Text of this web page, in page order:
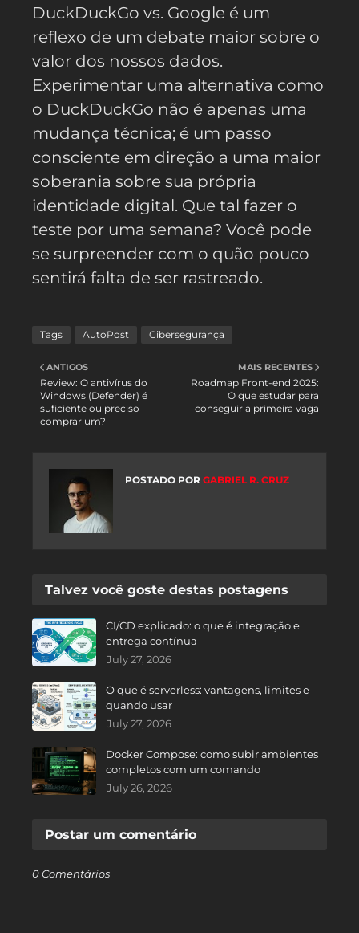
DuckDuckGo vs. Google é um
reflexo de um debate maior sobre o
valor dos nossos dados.
Experimentar uma alternativa como
o DuckDuckGo não é apenas uma
mudança técnica; é um passo
consciente em direção a uma maior
soberania sobre sua própria
identidade digital. Que tal fazer o
teste por uma semana? Você pode
se surpreender com o quão pouco
sentirá falta de ser rastreado.
Tags AutoPost Cibersegurança
MAIS RECENTES
Roadmap Front-end 2025:
O que estudar para
conseguir a primeira vaga
ANTIGOS
Review: O antivírus do
Windows (Defender) é
suficiente ou preciso
comprar um?
POSTADO POR GABRIEL R. CRUZ
Talvez você goste destas postagens
CI/CD explicado: o que é integração e
entrega contínua
July 27, 2026
O que é serverless: vantagens, limites e
quando usar
July 27, 2026
Docker Compose: como subir ambientes
completos com um comando
July 26, 2026
Postar um comentário
0 Comentários